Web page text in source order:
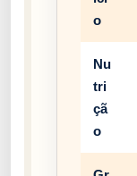
o
Nu
tri
çã
o